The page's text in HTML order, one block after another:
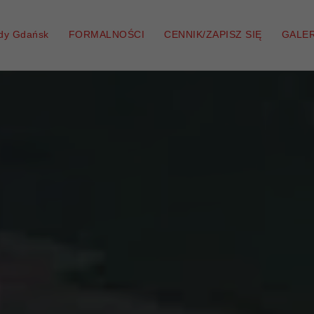
Gdańsk FORMALNOŚCI CENNIK/ZAPISZ SIĘ